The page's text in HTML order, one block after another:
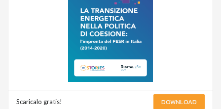
Scaricalo gratis! DOWNLOAD